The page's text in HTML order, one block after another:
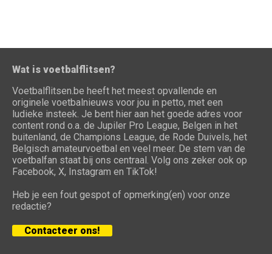
Wat is voetbalflitsen?
Voetbalflitsen.be heeft het meest opvallende en
originele voetbalnieuws voor jou in petto, met een
ludieke insteek. Je bent hier aan het goede adres voor
content rond o.a. de Jupiler Pro League, Belgen in het
buitenland, de Champions League, de Rode Duivels, het
Belgisch amateurvoetbal en veel meer. De stem van de
voetbalfan staat bij ons centraal. Volg ons zeker ook op
Facebook, X, Instagram en TikTok!
Heb je een fout gespot of opmerking(en) voor onze
redactie?
Contacteer ons!